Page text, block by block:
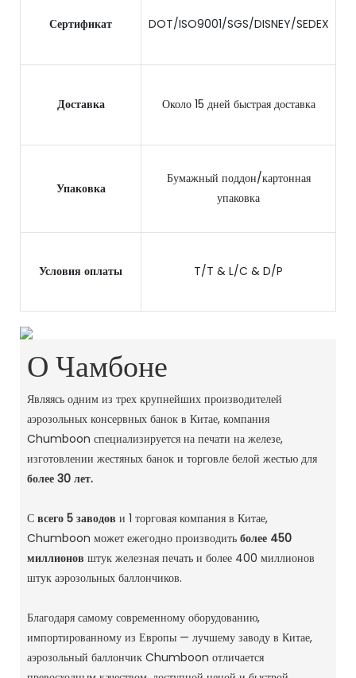
Сертификат DOT/ISO9001/SGS/DISNEY/SEDEX
Доставка Около 15 дней быстрая доставка
Упаковка
Бумажный поддон/картонная
упаковка
Условия оплаты T/T & L/C & D/P
О Чамбоне
Являясь одним из трех крупнейших производителей
аэрозольных консервных банок в Китае, компания
Chumboon специализируется на печати на железе,
изготовлении жестяных банок и торговле белой жестью для
более 30 лет.
С всего 5 заводов и 1 торговая компания в Китае,
Chumboon может ежегодно производить более 450
миллионов штук железная печать и более 400 миллионов
штук аэрозольных баллончиков.
Благодаря самому современному оборудованию,
импортированному из Европы — лучшему заводу в Китае,
аэрозольный баллончик Chumboon отличается